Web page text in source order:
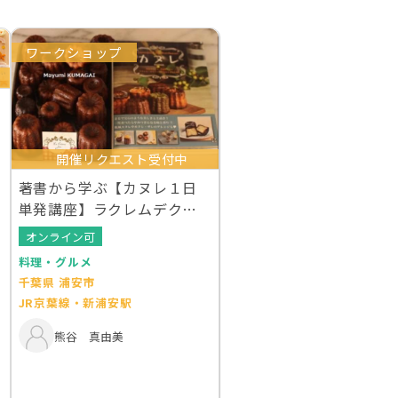
ワークショップ
開催リクエスト受付中
著書から学ぶ【カヌレ１日
単発講座】ラクレムデクレ
ム新浦安
オンライン可
料理・グルメ
千葉県 浦安市
JR京葉線・新浦安駅
熊谷 真由美